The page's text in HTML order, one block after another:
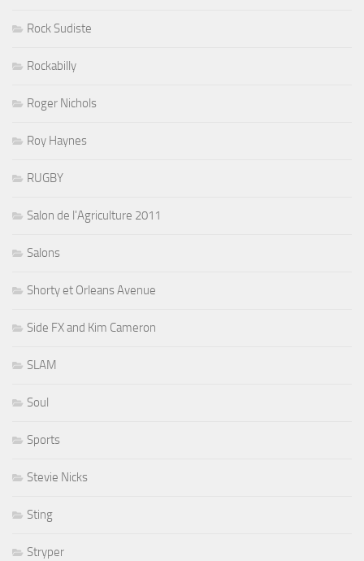
Rock Sudiste
Rockabilly
Roger Nichols
Roy Haynes
RUGBY
Salon de l'Agriculture 2011
Salons
Shorty et Orleans Avenue
Side FX and Kim Cameron
SLAM
Soul
Sports
Stevie Nicks
Sting
Stryper